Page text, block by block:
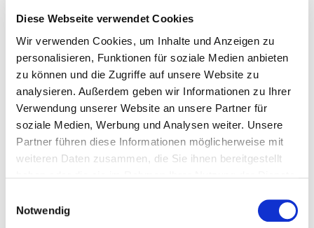
Diese Webseite verwendet Cookies
Wir verwenden Cookies, um Inhalte und Anzeigen zu
personalisieren, Funktionen für soziale Medien anbieten
zu können und die Zugriffe auf unsere Website zu
analysieren. Außerdem geben wir Informationen zu Ihrer
Verwendung unserer Website an unsere Partner für
soziale Medien, Werbung und Analysen weiter. Unsere
Partner führen diese Informationen möglicherweise mit
weiteren Daten zusammen, die Sie ihnen bereitgestellt
Notwendig
ARTIKEL KATEGORIEN
Allgemein